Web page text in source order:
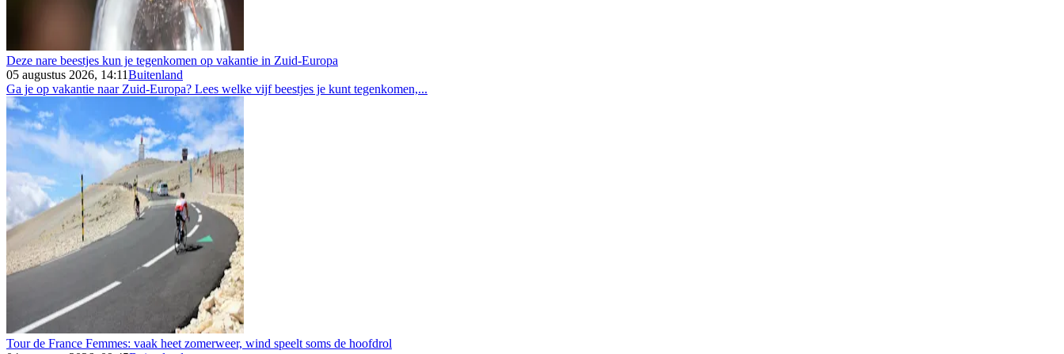
Deze nare beestjes kun je tegenkomen op vakantie in Zuid-Europa
05 augustus 2026, 14:11Buitenland
Ga je op vakantie naar Zuid-Europa? Lees welke vijf beestjes je kunt tegenkomen,...
Tour de France Femmes: vaak heet zomerweer, wind speelt soms de hoofdrol